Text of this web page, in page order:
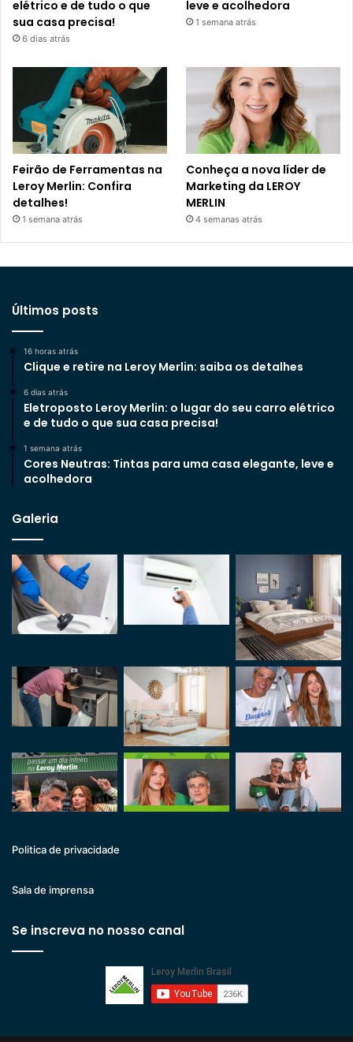
elétrico e de tudo o que
sua casa precisa!
6 dias atrás
leve e acolhedora
1 semana atrás
Feirão de Ferramentas na
Leroy Merlin: Confira
detalhes!
1 semana atrás
Conheça a nova líder de
Marketing da LEROY
MERLIN
4 semanas atrás
Últimos posts
16 horas atrás
Clique e retire na Leroy Merlin: saiba os detalhes
6 dias atrás
Eletroposto Leroy Merlin: o lugar do seu carro elétrico
e de tudo o que sua casa precisa!
1 semana atrás
Cores Neutras: Tintas para uma casa elegante, leve e
acolhedora
Galeria
Politica de privacidade
Sala de imprensa
Se inscreva no nosso canal